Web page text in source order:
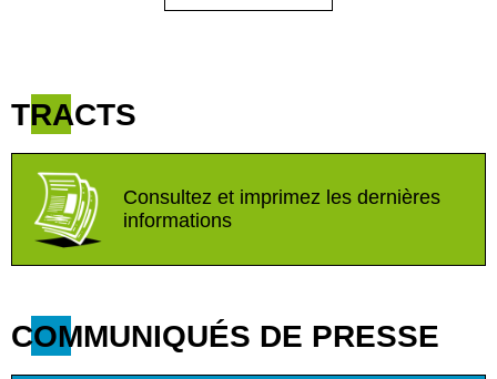
TRACTS
Consultez et imprimez les dernières
informations
COMMUNIQUÉS DE PRESSE